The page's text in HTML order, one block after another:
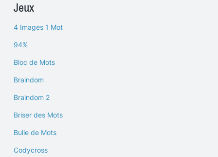
Jeux
4 Images 1 Mot
94%
Bloc de Mots
Braindom
Braindom 2
Briser des Mots
Bulle de Mots
Codycross